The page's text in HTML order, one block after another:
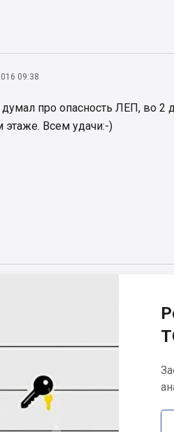
09:38
про опасность ЛЕП, во 2
этаже. Всем удачи:-)